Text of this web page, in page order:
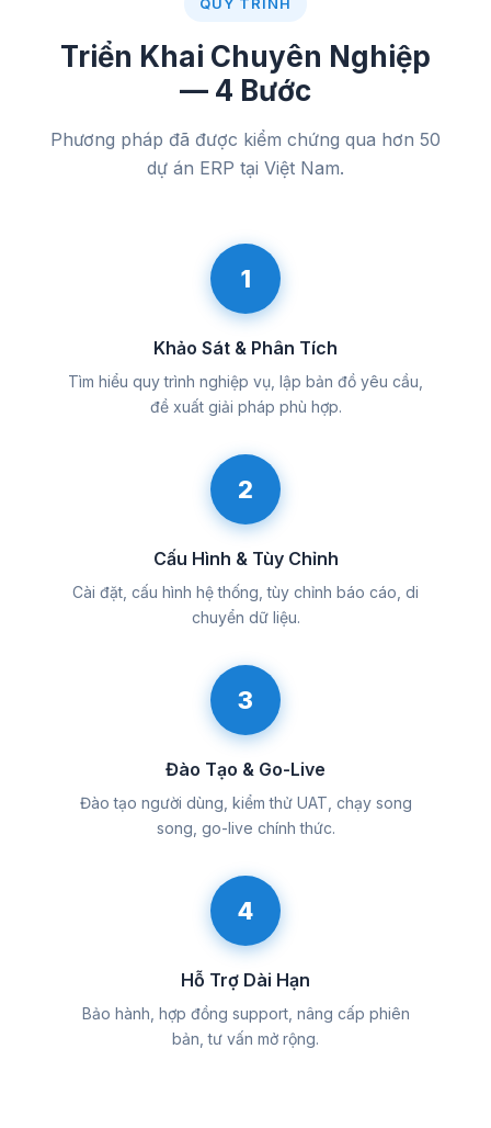
Triển Khai Chuyên Nghiệp
— 4 Bước
Phương pháp đã được kiểm chứng qua hơn 50
dự án ERP tại Việt Nam.
1
Khảo Sát & Phân Tích
Tìm hiểu quy trình nghiệp vụ, lập bản đồ yêu cầu,
đề xuất giải pháp phù hợp.
2
Cấu Hình & Tùy Chỉnh
Cài đặt, cấu hình hệ thống, tùy chỉnh báo cáo, di
chuyển dữ liệu.
3
Đào Tạo & Go-Live
Đào tạo người dùng, kiểm thử UAT, chạy song
song, go-live chính thức.
4
Hỗ Trợ Dài Hạn
Bảo hành, hợp đồng support, nâng cấp phiên
bản, tư vấn mở rộng.